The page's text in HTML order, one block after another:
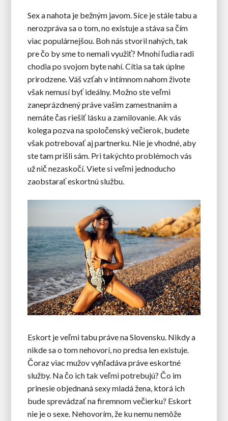
Sex a nahota je bežným javom. Síce je stále tabu a
nerozpráva sa o tom, no existuje a stáva sa čím
viac populárnejšou. Boh nás stvoril nahých, tak
pre čo by sme to nemali využiť? Mnohí ľudia radi
chodia po svojom byte nahí. Cítia sa tak úplne
prirodzene. Váš vzťah v intímnom nahom živote
však nemusí byť ideálny. Možno ste veľmi
zaneprázdnený práve vašim zamestnaním a
nemáte čas riešiť lásku a zamilovanie. Ak vás
kolega pozva na spoločenský večierok, budete
však potrebovať aj partnerku. Nie je vhodné, aby
ste tam prišli sám. Pri takýchto problémoch vás
už nič nezaskočí. Viete si veľmi jednoducho
zaobstarať eskortnú službu.
Eskort je veľmi tabu práve na Slovensku. Nikdy a
nikde sa o tom nehovorí, no predsa len existuje.
Čoraz viac mužov vyhľadáva práve eskortné
služby. Na čo ich tak veľmi potrebujú? Čo im
prinesie objednaná sexy mladá žena, ktorá ich
bude sprevádzať na firemnom večierku? Eskort
nie je o sexe. Nehovorím, že ku nemu nemôže